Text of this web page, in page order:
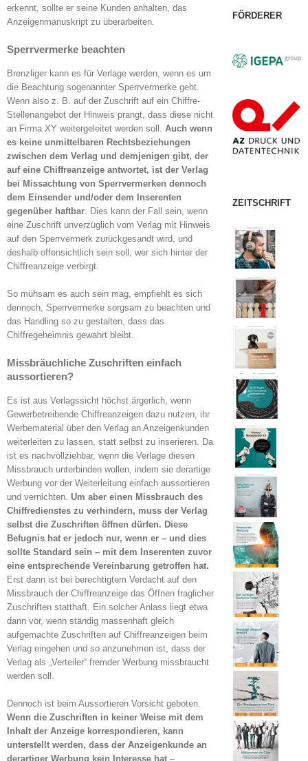
erkennt, sollte er seine Kunden anhalten, das
Anzeigenmanuskript zu überarbeiten.
Sperrvermerke beachten
Brenzliger kann es für Verlage werden, wenn es um
die Beachtung sogenannter Sperrvermerke geht.
Wenn also z. B. auf der Zuschrift auf ein Chiffre-
Stellenangebot der Hinweis prangt, dass diese nicht
an Firma XY weitergeleitet werden soll. Auch wenn
es keine unmittelbaren Rechtsbeziehungen
zwischen dem Verlag und demjenigen gibt, der
auf eine Chiffreanzeige antwortet, ist der Verlag
bei Missachtung von Sperrvermerken dennoch
dem Einsender und/oder dem Inserenten
gegenüber haftbar. Dies kann der Fall sein, wenn
eine Zuschrift unverzüglich vom Verlag mit Hinweis
auf den Sperrvermerk zurückgesandt wird, und
deshalb offensichtlich sein soll, wer sich hinter der
Chiffreanzeige verbirgt.
So mühsam es auch sein mag, empfiehlt es sich
dennoch, Sperrvermerke sorgsam zu beachten und
das Handling so zu gestalten, dass das
Chiffregeheimnis gewahrt bleibt.
Missbräuchliche Zuschriften einfach
aussortieren?
Es ist aus Verlagssicht höchst ärgerlich, wenn
Gewerbetreibende Chiffreanzeigen dazu nutzen, ihr
Werbematerial über den Verlag an Anzeigenkunden
weiterleiten zu lassen, statt selbst zu inserieren. Da
ist es nachvollziehbar, wenn die Verlage diesen
Missbrauch unterbinden wollen, indem sie derartige
Werbung vor der Weiterleitung einfach aussortieren
und vernichten. Um aber einen Missbrauch des
Chiffredienstes zu verhindern, muss der Verlag
selbst die Zuschriften öffnen dürfen. Diese
Befugnis hat er jedoch nur, wenn er – und dies
sollte Standard sein – mit dem Inserenten zuvor
eine entsprechende Vereinbarung getroffen hat.
Erst dann ist bei berechtigtem Verdacht auf den
Missbrauch der Chiffreanzeige das Öffnen fraglicher
Zuschriften statthaft. Ein solcher Anlass liegt etwa
dann vor, wenn ständig massenhaft gleich
aufgemachte Zuschriften auf Chiffreanzeigen beim
Verlag eingehen und so anzunehmen ist, dass der
Verlag als „Verteiler“ fremder Werbung missbraucht
werden soll.
Dennoch ist beim Aussortieren Vorsicht geboten.
Wenn die Zuschriften in keiner Weise mit dem
Inhalt der Anzeige korrespondieren, kann
unterstellt werden, dass der Anzeigenkunde an
derartiger Werbung kein Interesse hat –
FÖRDERER
ZEITSCHRIFT